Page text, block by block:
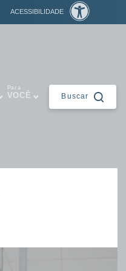
Para
VOCÊ Buscar
ACESSIBILIDADE